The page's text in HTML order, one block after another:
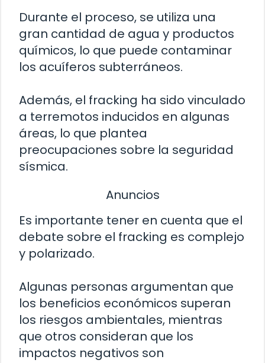
Durante el proceso, se utiliza una
gran cantidad de agua y productos
químicos, lo que puede contaminar
los acuíferos subterráneos.
Además, el fracking ha sido vinculado
a terremotos inducidos en algunas
áreas, lo que plantea
preocupaciones sobre la seguridad
sísmica.
Anuncios
Es importante tener en cuenta que el
debate sobre el fracking es complejo
y polarizado.
Algunas personas argumentan que
los beneficios económicos superan
los riesgos ambientales, mientras
que otros consideran que los
impactos negativos son